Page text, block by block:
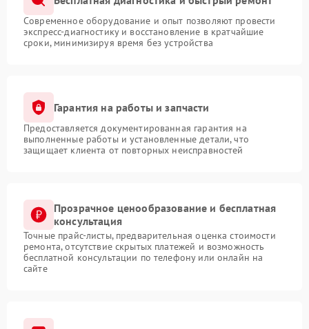
Современное оборудование и опыт позволяют провести
экспресс-диагностику и восстановление в кратчайшие
сроки, минимизируя время без устройства
Гарантия на работы и запчасти
Предоставляется документированная гарантия на
выполненные работы и установленные детали, что
защищает клиента от повторных неисправностей
Прозрачное ценообразование и бесплатная
консультация
Точные прайс-листы, предварительная оценка стоимости
ремонта, отсутствие скрытых платежей и возможность
бесплатной консультации по телефону или онлайн на
сайте